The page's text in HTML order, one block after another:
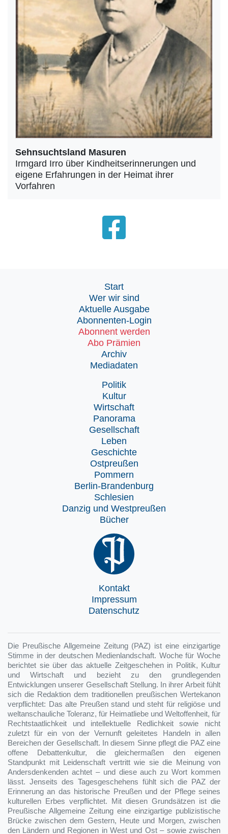
Sehnsuchtsland Masuren
Irmgard Irro über Kindheitserinnerungen und
eigene Erfahrungen in der Heimat ihrer
Vorfahren
Start
Wer wir sind
Aktuelle Ausgabe
Abonnenten-Login
Abonnent werden
Abo Prämien
Archiv
Mediadaten
Politik
Kultur
Wirtschaft
Panorama
Gesellschaft
Leben
Geschichte
Ostpreußen
Pommern
Berlin-Brandenburg
Schlesien
Danzig und Westpreußen
Bücher
Kontakt
Impressum
Datenschutz
Die Preußische Allgemeine Zeitung (PAZ) ist eine einzigartige
Stimme in der deutschen Medienlandschaft. Woche für Woche
berichtet sie über das aktuelle Zeitgeschehen in Politik, Kultur
und Wirtschaft und bezieht zu den grundlegenden
Entwicklungen unserer Gesellschaft Stellung. In ihrer Arbeit fühlt
sich die Redaktion dem traditionellen preußischen Wertekanon
verpflichtet: Das alte Preußen stand und steht für religiöse und
weltanschauliche Toleranz, für Heimatliebe und Weltoffenheit, für
Rechtstaatlichkeit und intellektuelle Redlichkeit sowie nicht
zuletzt für ein von der Vernunft geleitetes Handeln in allen
Bereichen der Gesellschaft. In diesem Sinne pflegt die PAZ eine
offene Debattenkultur, die gleichermaßen den eigenen
Standpunkt mit Leidenschaft vertritt wie sie die Meinung von
Andersdenkenden achtet – und diese auch zu Wort kommen
lässt. Jenseits des Tagesgeschehens fühlt sich die PAZ der
Erinnerung an das historische Preußen und der Pflege seines
kulturellen Erbes verpflichtet. Mit diesen Grundsätzen ist die
Preußische Allgemeine Zeitung eine einzigartige publizistische
Brücke zwischen dem Gestern, Heute und Morgen, zwischen
den Ländern und Regionen in West und Ost – sowie zwischen